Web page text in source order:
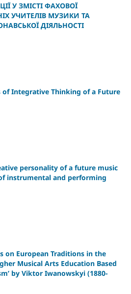
У ЗМІСТІ ФАХОВОЇ
УЧИТЕЛІВ МУЗИКИ ТА
ДІЯЛЬНОСТІ
Integrative Thinking of a Future
personality of a future music
instrumental and performing
on European Traditions in the
Musical Arts Education Based
by Viktor Iwanowskyi (1880-